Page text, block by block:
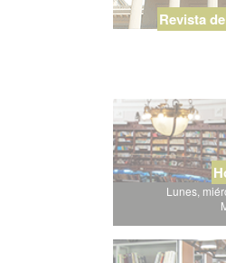
Revista
Lunes,